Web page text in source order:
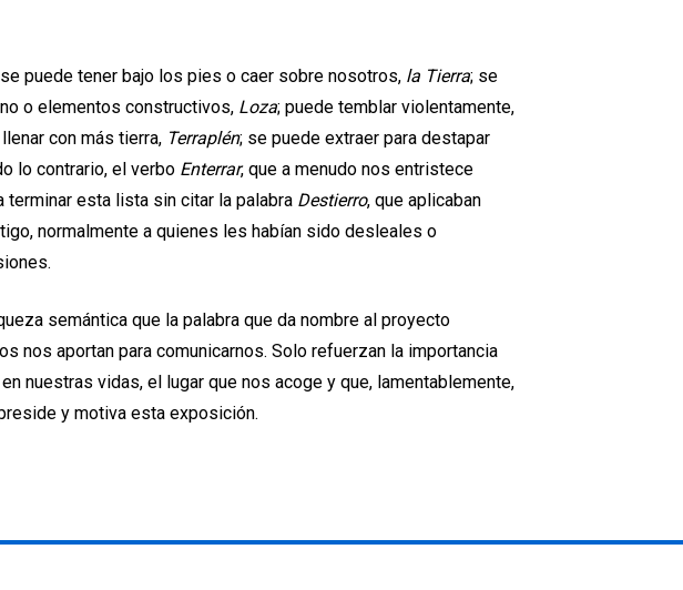
puede tener bajo los pies o caer sobre nosotros, la Tierra; se
o elementos constructivos, Loza; puede temblar violentamente,
con más tierra, Terraplén; se puede extraer para destapar
lo contrario, el verbo Enterrar, que a menudo nos entristece
esta lista sin citar la palabra Destierro, que aplicaban
normalmente a quienes les habían sido desleales o
semántica que la palabra que da nombre al proyecto
nos aportan para comunicarnos. Solo refuerzan la importancia
nuestras vidas, el lugar que nos acoge y que, lamentablemente,
y motiva esta exposición.